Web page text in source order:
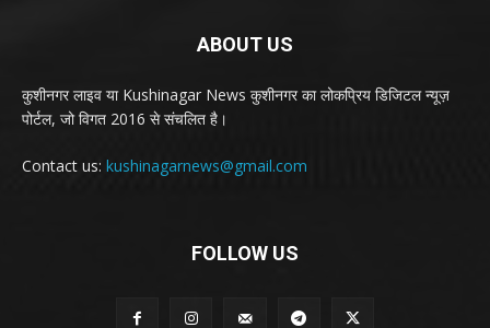
ABOUT US
कुशीनगर लाइव या Kushinagar News कुशीनगर का लोकप्रिय डिजिटल न्यूज़
पोर्टल, जो विगत 2016 से संचलित है।
Contact us: kushinagarnews@gmail.com
FOLLOW US